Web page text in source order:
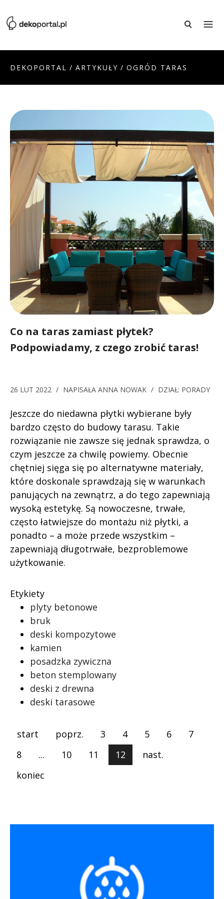
DEKOPORTAL / ARTYKUŁY / OGRÓD TARAS
Co na taras zamiast płytek?
Podpowiadamy, z czego zrobić taras!
26 LUT 2022 / NAPISAŁA ANNA NOWAK / DZIAŁ: PORADY
Jeszcze do niedawna płytki wybierane były
bardzo często do budowy tarasu. Takie
rozwiązanie nie zawsze się jednak sprawdza, o
czym jeszcze za chwilę powiemy. Obecnie
chętniej sięga się po alternatywne materiały,
które doskonale sprawdzają się w warunkach
panujących na zewnątrz, a do tego zapewniają
wysoką estetykę. Są nowoczesne, trwałe,
często łatwiejsze do montażu niż płytki, a
ponadto – a może przede wszystkim –
zapewniają długotrwałe, bezproblemowe
użytkowanie.
Etykiety
plyty betonowe
bruk
deski kompozytowe
kamien
posadzka zywiczna
beton stemplowany
deski z drewna
deski tarasowe
start poprz. 3 4 5 6
7
8
... 10 11 12
nast.
koniec